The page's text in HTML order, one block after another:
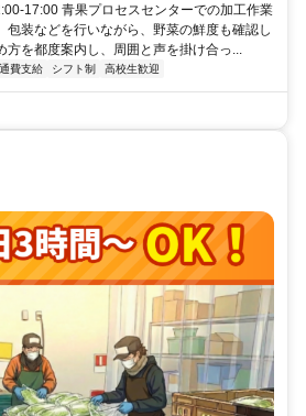
17:00 青果プロセスセンターでの加工作業
包装などを行いながら、野菜の鮮度も確認し
方を都度案内し、周囲と声を掛け合っ...
費支給 シフト制 高校生歓迎